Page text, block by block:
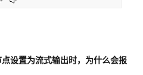
设置为流式输出时，为什么会报